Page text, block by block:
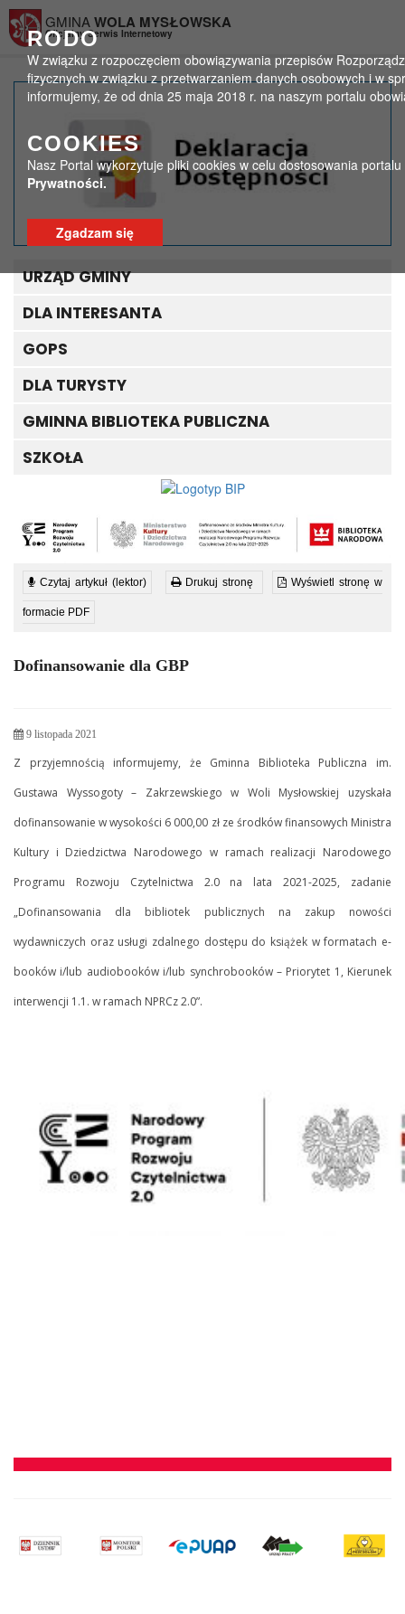
RODO
W związku z rozpoczęciem obowiązywania przepisów
fizycznych w związku z przetwarzaniem danych osobowych i w
informujemy, że od dnia 25 maja 2018 r. na naszym portalu
COOKIES
Nasz Portal wykorzytuje pliki cookies w celu dostosowania
Prywatności.
Zgadzam się
GMINA WOLA MYSŁOWSKA
Oficjalny Serwis Internetowy
Dofinansowanie dla GBP
Strona główna > Aktualności - biblioteka >
Dofinansowanie dla GBP
URZĄD GMINY
DLA INTERESANTA
GOPS
DLA TURYSTY
GMINNA BIBLIOTEKA PUBLICZNA
SZKOŁA
Czytaj artykuł (lektor) Drukuj stronę Wyświetl stronę w
formacie PDF
Dofinansowanie dla GBP
9 listopada 2021
Z przyjemnością informujemy, że Gminna Biblioteka Publiczna im.
Gustawa Wyssogoty – Zakrzewskiego w Woli Mysłowskiej uzyskała
dofinansowanie w wysokości 6 000,00 zł ze środków finansowych Ministra
Kultury i Dziedzictwa Narodowego w ramach realizacji Narodowego
Programu Rozwoju Czytelnictwa 2.0 na lata 2021-2025, zadanie
„Dofinansowania dla bibliotek publicznych na zakup nowości
wydawniczych oraz usługi zdalnego dostępu do książek w formatach e-
booków i/lub audiobooków i/lub synchrobooków – Priorytet 1, Kierunek
interwencji 1.1. w ramach NPRCz 2.0”.